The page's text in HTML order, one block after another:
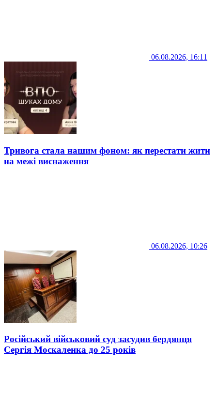
06.08.2026, 16:11
Тривога стала нашим фоном: як перестати жити
на межі виснаження
06.08.2026, 10:26
Російський військовий суд засудив бердянця
Сергія Москаленка до 25 років